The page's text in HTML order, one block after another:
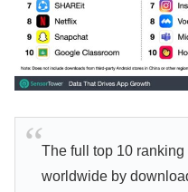
The full top 10
worldwide by